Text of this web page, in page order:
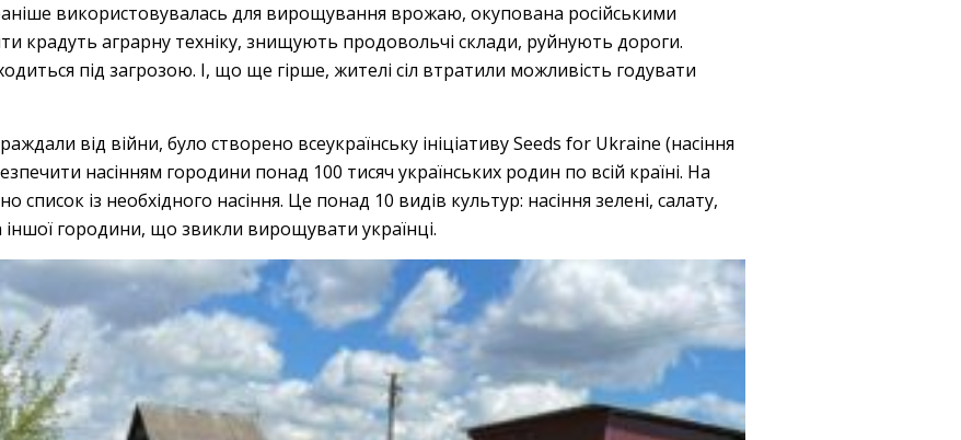
використовувалась для вирощування врожаю, окупована російськими
крадуть аграрну техніку, знищують продовольчі склади, руйнують дороги.
під загрозою. І, що ще гірше, жителі сіл втратили можливість годувати
від війни, було створено всеукраїнську ініціативу Seeds for Ukraine (насіння
насінням городини понад 100 тисяч українських родин по всій країні. На
список із необхідного насіння. Це понад 10 видів культур: насіння зелені, салату,
іншої городини, що звикли вирощувати українці.